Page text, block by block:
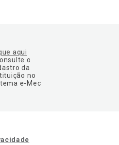
aqui
o
da
no
e-Mec